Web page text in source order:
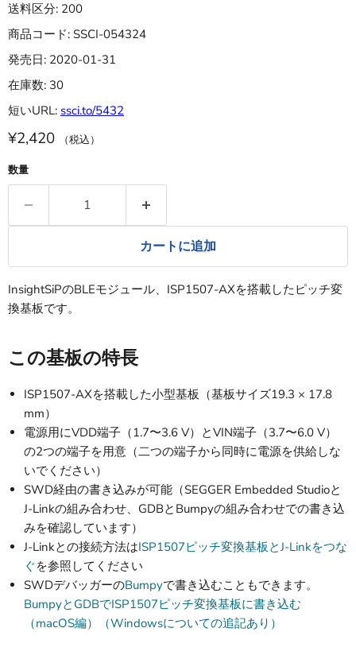
送料区分: 200
商品コード: SSCI-054324
発売日: 2020-01-31
在庫数: 30
短いURL: ssci.to/5432
¥2,420 （税込）
数量
カートに追加
InsightSiPのBLEモジュール、ISP1507-AXを搭載したピッチ変
換基板です。
この基板の特長
ISP1507-AXを搭載した小型基板（基板サイズ19.3 × 17.8
mm）
電源用にVDD端子（1.7〜3.6 V）とVIN端子（3.7〜6.0 V）
の2つの端子を用意（二つの端子から同時に電源を供給しな
いでください）
SWD経由の書き込みが可能（SEGGER Embedded Studioと
J-Linkの組み合わせ、GDBとBumpyの組み合わせでの書き込
みを確認しています）
J-Linkとの接続方法はISP1507ピッチ変換基板とJ-Linkをつな
ぐを参照してください
SWDデバッガーのBumpyで書き込むこともできます。
BumpyとGDBでISP1507ピッチ変換基板に書き込む
（macOS編）（Windowsについての追記あり）